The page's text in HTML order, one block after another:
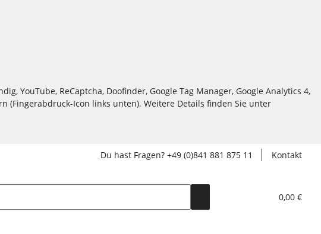
YouTube, ReCaptcha, Doofinder, Google Tag Manager, Google Analytics 4,
(Fingerabdruck-Icon links unten). Weitere Details finden Sie unter
Du hast Fragen? +49 (0)841 881 875 11
Kontakt
0,00 €